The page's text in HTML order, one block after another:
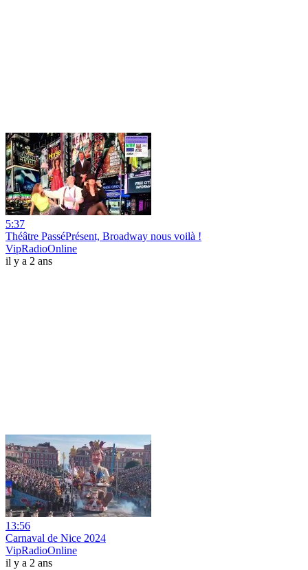
5:37
Théâtre PasséPrésent, Broadway nous voilà !
VipRadioOnline
il y a 2 ans
13:56
Carnaval de Nice 2024
VipRadioOnline
il y a 2 ans